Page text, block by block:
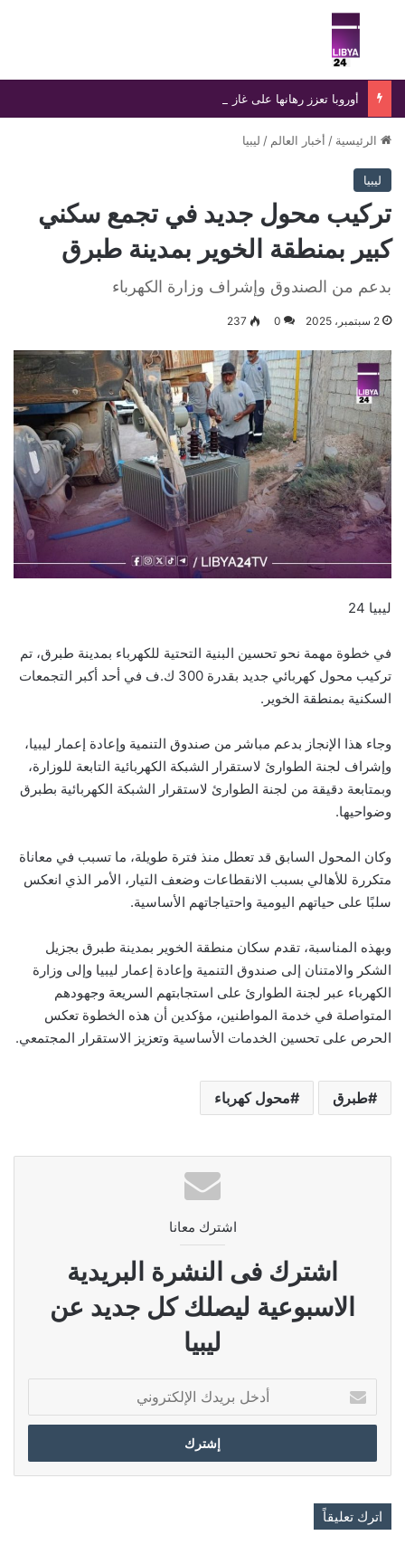
بحث عن
الرئيسية / أخبار العالم / ليبيا
ليبيا
تركيب محول جديد في تجمع سكني
كبير بمنطقة الخوير بمدينة طبرق
بدعم من الصندوق وإشراف وزارة الكهرباء
2 سبتمبر، 2025 0
237
ليبيا 24
في خطوة مهمة نحو تحسين البنية التحتية للكهرباء بمدينة طبرق، تم
تركيب محول كهربائي جديد بقدرة 300 ك.ف في أحد أكبر التجمعات
السكنية بمنطقة الخوير.
وجاء هذا الإنجاز بدعم مباشر من صندوق التنمية وإعادة إعمار ليبيا،
وإشراف لجنة الطوارئ لاستقرار الشبكة الكهربائية التابعة للوزارة،
وبمتابعة دقيقة من لجنة الطوارئ لاستقرار الشبكة الكهربائية بطبرق
وضواحيها.
وكان المحول السابق قد تعطل منذ فترة طويلة، ما تسبب في معاناة
متكررة للأهالي بسبب الانقطاعات وضعف التيار، الأمر الذي انعكس
سلبًا على حياتهم اليومية واحتياجاتهم الأساسية.
وبهذه المناسبة، تقدم سكان منطقة الخوير بمدينة طبرق بجزيل
الشكر والامتنان إلى صندوق التنمية وإعادة إعمار ليبيا وإلى وزارة
الكهرباء عبر لجنة الطوارئ على استجابتهم السريعة وجهودهم
المتواصلة في خدمة المواطنين، مؤكدين أن هذه الخطوة تعكس
الحرص على تحسين الخدمات الأساسية وتعزيز الاستقرار المجتمعي.
طبرق محول كهرباء
اشترك معانا
اشترك فى النشرة البريدية
الاسبوعية ليصلك كل جديد عن
ليبيا
بريدك
الإلكتروني
اترك تعليقاً